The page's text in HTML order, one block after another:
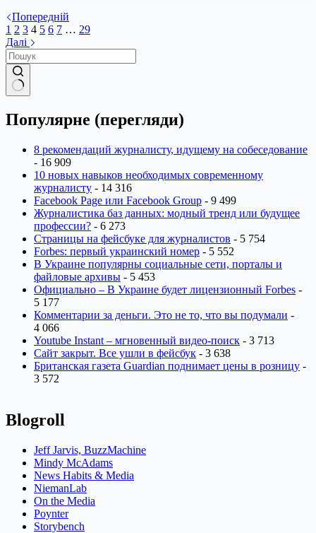
Попередній
1 2 3 4 5 6 7 … 29
Далі
результатів
Популярне (перегляди)
8 рекомендаций журналисту, идущему на собеседование
- 16 909
10 новых навыков необходимых современному
журналисту - 14 316
Facebook Page или Facebook Group - 9 499
Журналистика баз данных: модный тренд или будущее
профессии? - 6 273
Страницы на фейсбуке для журналистов - 5 754
Forbes: первый украинский номер - 5 552
В Украине популярны социальные сети, порталы и
файловые архивы - 5 453
Официально – В Украине будет лицензионный Forbes -
5 177
Комментарии за деньги. Это не то, что вы подумали -
4 066
Youtube Instant – мгновенный видео-поиск - 3 713
Сайт закрыт. Все ушли в фейсбук - 3 638
Британская газета Guardian поднимает цены в розницу -
3 572
Blogroll
Jeff Jarvis, BuzzMachine
Mindy McAdams
News Habits & Media
NiemanLab
On the Media
Poynter
Storybench